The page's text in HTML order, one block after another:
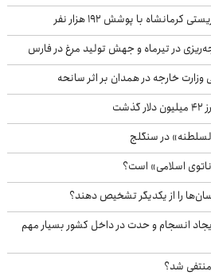
با پوشش ۱۹۲ هزار نفر
خارجه در همدان بر اثر سانحه
در سنگلج
اسلامی» است؟
را از یکدیگر تشخیص دهند؟
انسجام و حدت در داخل کشور بسیار مهم
منتفی شد؟